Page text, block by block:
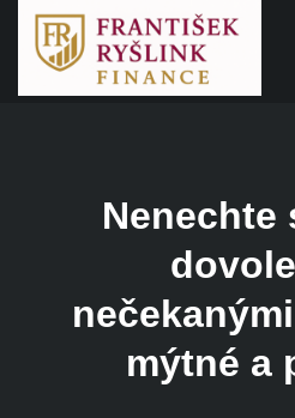
Nenechte
mýtné a